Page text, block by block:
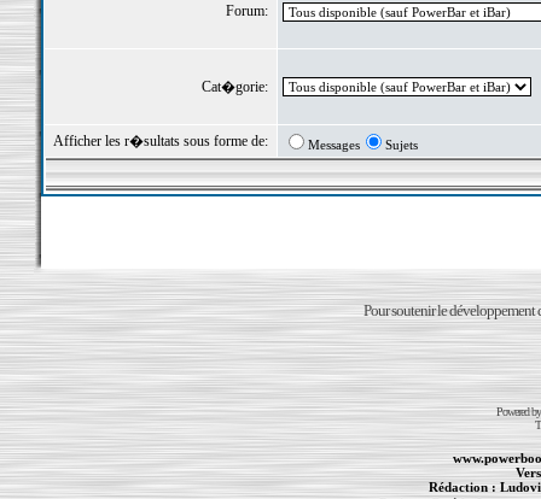
Forum:
Cat�gorie:
Afficher les r�sultats sous forme de: Messages Sujets
Pour soutenir le développement
Powered
Rédaction :